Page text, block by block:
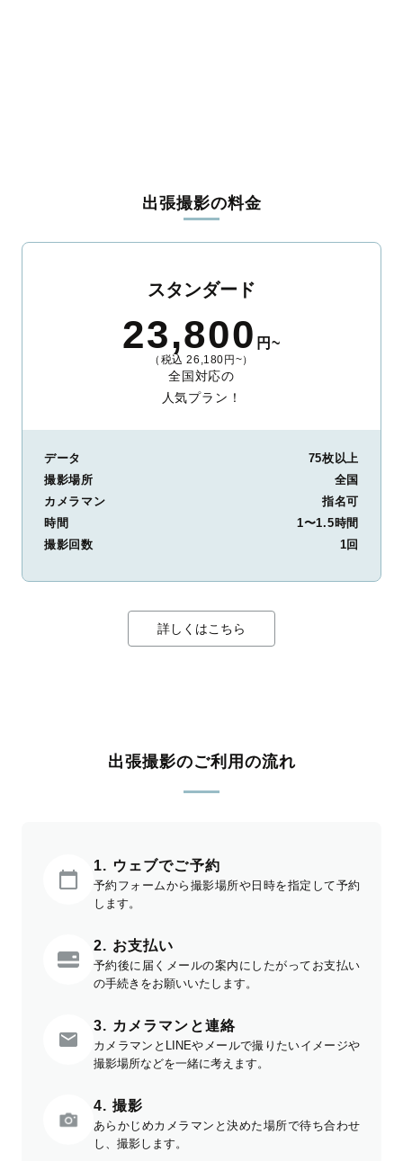
出張撮影の料金
スタンダード
23,800 円~
（税込 26,180円~）
全国対応の
人気プラン！
データ
75枚以上
撮影場所
全国
カメラマン
指名可
時間
1〜1.5時間
撮影回数
1回
詳しくはこちら
出張撮影のご利用の流れ
1. ウェブでご予約
予約フォームから撮影場所や日時を指定して予約
します。
2. お支払い
予約後に届くメールの案内にしたがってお支払い
の手続きをお願いいたします。
3. カメラマンと連絡
カメラマンとLINEやメールで撮りたいイメージや
撮影場所などを一緒に考えます。
4. 撮影
あらかじめカメラマンと決めた場所で待ち合わせ
し、撮影します。